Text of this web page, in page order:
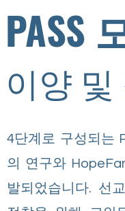
PASS
이양
4단계로 구성되는
의 연구와
발되었습니다. 선